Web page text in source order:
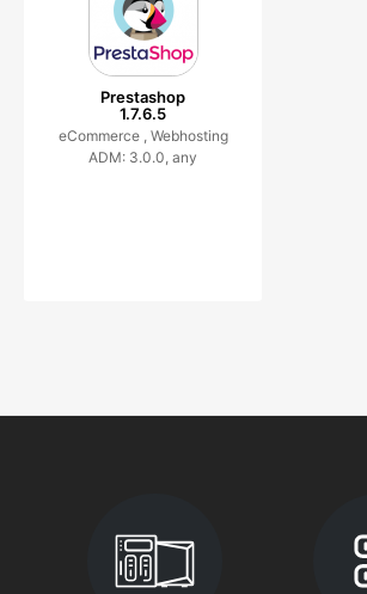
Prestashop
1.7.6.5
eCommerce , Webhosting
ADM: 3.0.0, any